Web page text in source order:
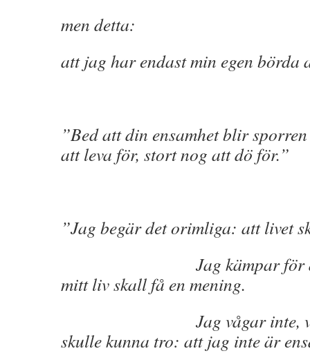
men detta:
att jag har endast min egen
”Bed att din ensamhet blir
att leva för, stort nog att dö för.”
”Jag begär det orimliga: att livet
Jag kämpar för det
mitt liv skall få en mening.
Jag vågar inte, vet
skulle kunna tro: att jag inte är